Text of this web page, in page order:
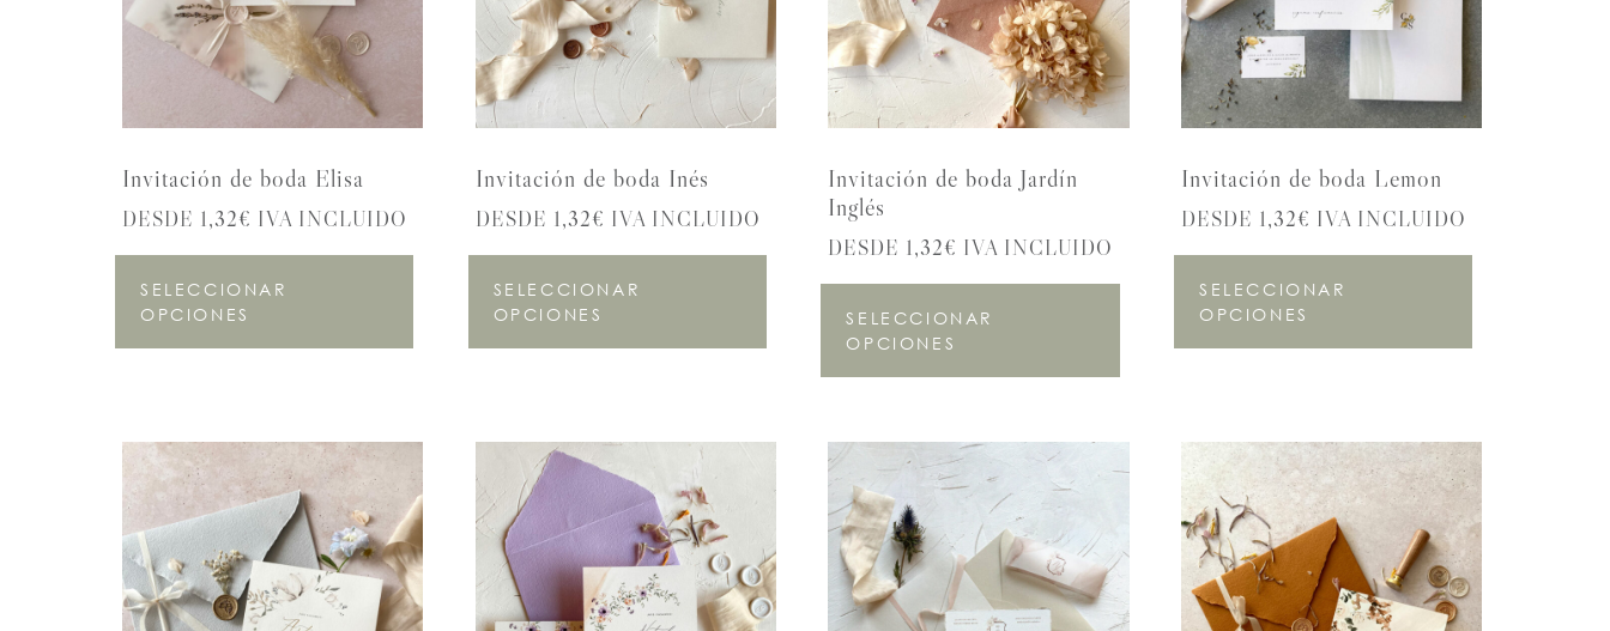
Invitación de boda Elisa
DESDE 1,32€ IVA INCLUIDO
SELECCIONAR
OPCIONES
Invitación de boda Inés
DESDE 1,32€ IVA INCLUIDO
SELECCIONAR
OPCIONES
Invitación de boda Jardín
Inglés
DESDE 1,32€ IVA INCLUIDO
SELECCIONAR
OPCIONES
Invitación de boda Lemon
DESDE 1,32€ IVA INCLUIDO
SELECCIONAR
OPCIONES